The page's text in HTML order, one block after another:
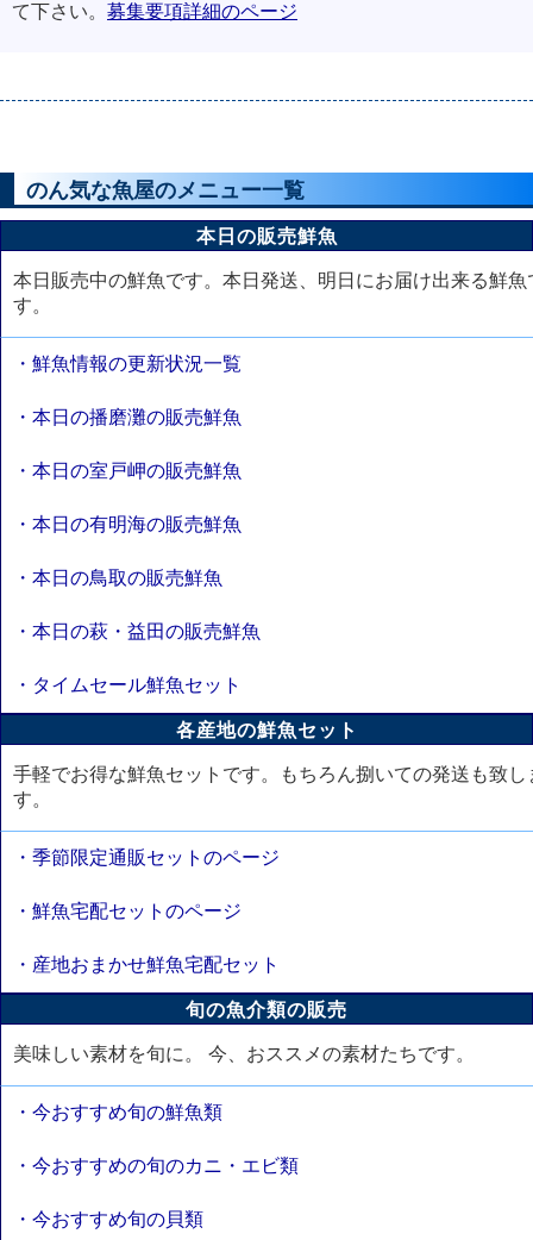
て下さい。 募集要項詳細のページ
のん気な魚屋のメニュー一覧
本日の販売鮮魚
本日販売中の鮮魚です。本日発送、明日にお届け出来る鮮魚
す。
・鮮魚情報の更新状況一覧
・本日の播磨灘の販売鮮魚
・本日の室戸岬の販売鮮魚
・本日の有明海の販売鮮魚
・本日の鳥取の販売鮮魚
・本日の萩・益田の販売鮮魚
・タイムセール鮮魚セット
各産地の鮮魚セット
手軽でお得な鮮魚セットです。もちろん捌いての発送も致し
す。
・季節限定通販セットのページ
・鮮魚宅配セットのページ
・産地おまかせ鮮魚宅配セット
旬の魚介類の販売
美味しい素材を旬に。 今、おススメの素材たちです。
・今おすすめ旬の鮮魚類
・今おすすめの旬のカニ・エビ類
・今おすすめ旬の貝類